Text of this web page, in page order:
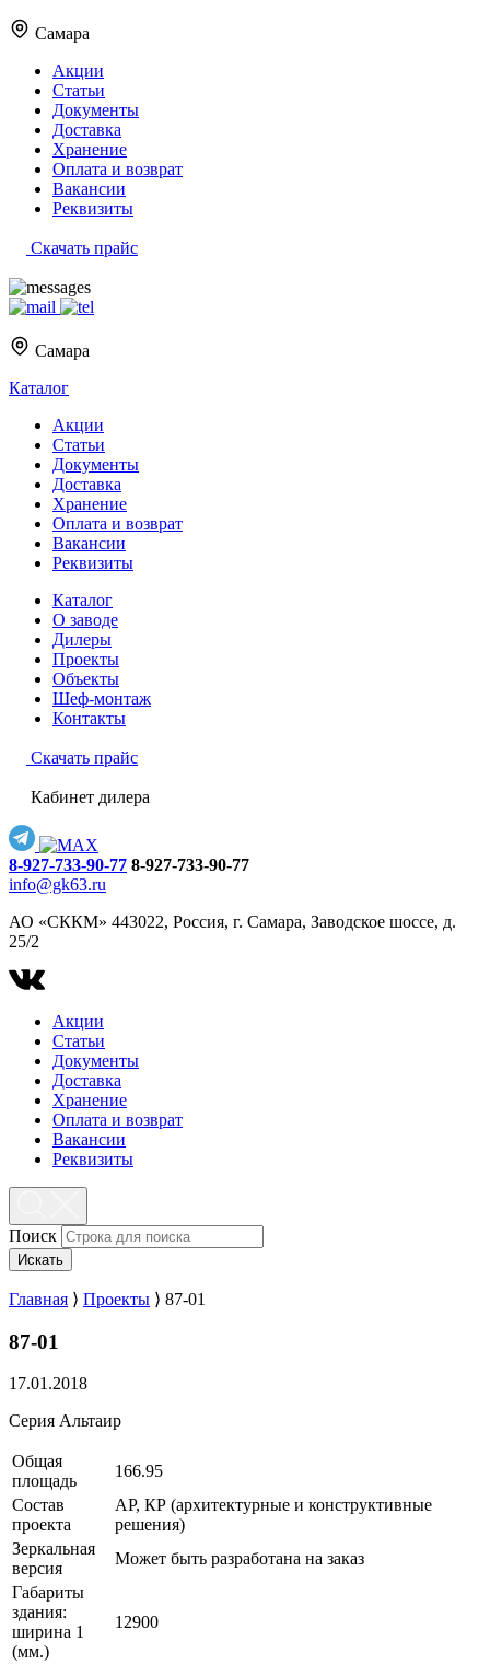
Самара
Акции
Статьи
Документы
Доставка
Хранение
Оплата и возврат
Вакансии
Реквизиты
Скачать прайс
Самара
Каталог
Акции
Статьи
Документы
Доставка
Хранение
Оплата и возврат
Вакансии
Реквизиты
Каталог
О заводе
Дилеры
Проекты
Объекты
Шеф-монтаж
Контакты
Скачать прайс
Кабинет дилера
8-927-733-90-77 8-927-733-90-77
info@gk63.ru
АО «СККМ» 443022, Россия, г. Самара, Заводское шоссе, д.
25/2
Акции
Статьи
Документы
Доставка
Хранение
Оплата и возврат
Вакансии
Реквизиты
Поиск
Искать
Главная ⟩ Проекты ⟩ 87-01
87-01
17.01.2018
Серия Альтаир
Общая
площадь
166.95
Состав
проекта
АР, КР (архитектурные и конструктивные
решения)
Зеркальная
версия
Может быть разработана на заказ
Габариты
здания:
ширина 1
(мм.)
12900